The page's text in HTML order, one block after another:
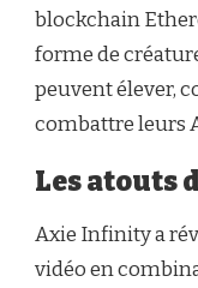
blockchain
forme de
peuvent élever,
combattre leurs
Les atouts
Axie Infinity a
vidéo en